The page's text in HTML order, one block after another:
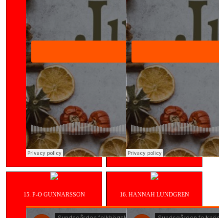
15. P-O GUNNARSSON 16. HANNAH LUNDGREN